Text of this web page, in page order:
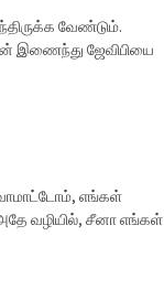
வேண்டும்.
இணைந்து ஜேவிபியை
எங்கள்
வழியில், சீனா எங்கள்